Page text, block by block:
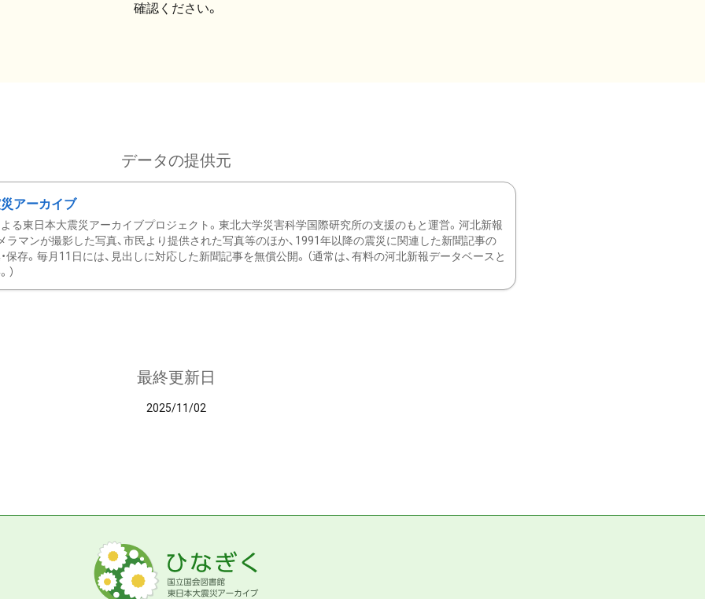
確認ください。
データの提供元
アーカイブ
る東日本大震災アーカイブプロジェクト。東北大学災害科学国際研究所の支援のもと運営。河北新報
ラマンが撮影した写真、市民より提供された写真等のほか、1991年以降の震災に関連した新聞記事の
保存。毎月11日には、見出しに対応した新聞記事を無償公開。（通常は、有料の河北新報データベースと
）
最終更新日
2025/11/02